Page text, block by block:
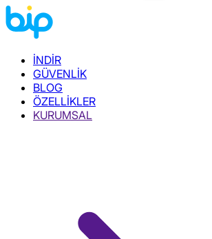
İNDİR
GÜVENLİK
BLOG
ÖZELLİKLER
KURUMSAL